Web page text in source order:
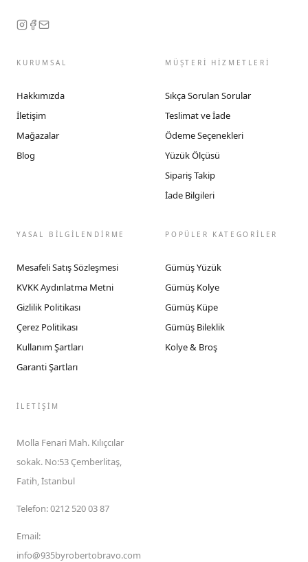
KURUMSAL
Hakkımızda
İletişim
Mağazalar
Blog
MÜŞTERİ HİZMETLERİ
Sıkça Sorulan Sorular
Teslimat ve İade
Ödeme Seçenekleri
Yüzük Ölçüsü
Sipariş Takip
İade Bilgileri
YASAL BİLGİLENDİRME
Mesafeli Satış Sözleşmesi
KVKK Aydınlatma Metni
Gizlilik Politikası
Çerez Politikası
Kullanım Şartları
Garanti Şartları
POPÜLER KATEGORİLER
Gümüş Yüzük
Gümüş Kolye
Gümüş Küpe
Gümüş Bileklik
Kolye & Broş
İLETIŞIM
Molla Fenari Mah. Kılıçcılar
sokak. No:53 Çemberlitaş,
Fatih, İstanbul
Telefon:0212 520 03 87
Email:
info@935byrobertobravo.com